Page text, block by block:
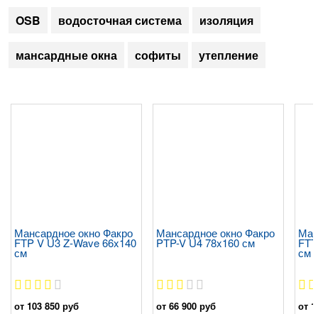
OSB водосточная система изоляция
мансардные окна софиты утепление
Мансардное окно Факро
FTP V U3 Z-Wave 66x140
см
от 103 850 руб
Мансардное окно Факро
PTP-V U4 78x160 см
от 66 900 руб
см
от